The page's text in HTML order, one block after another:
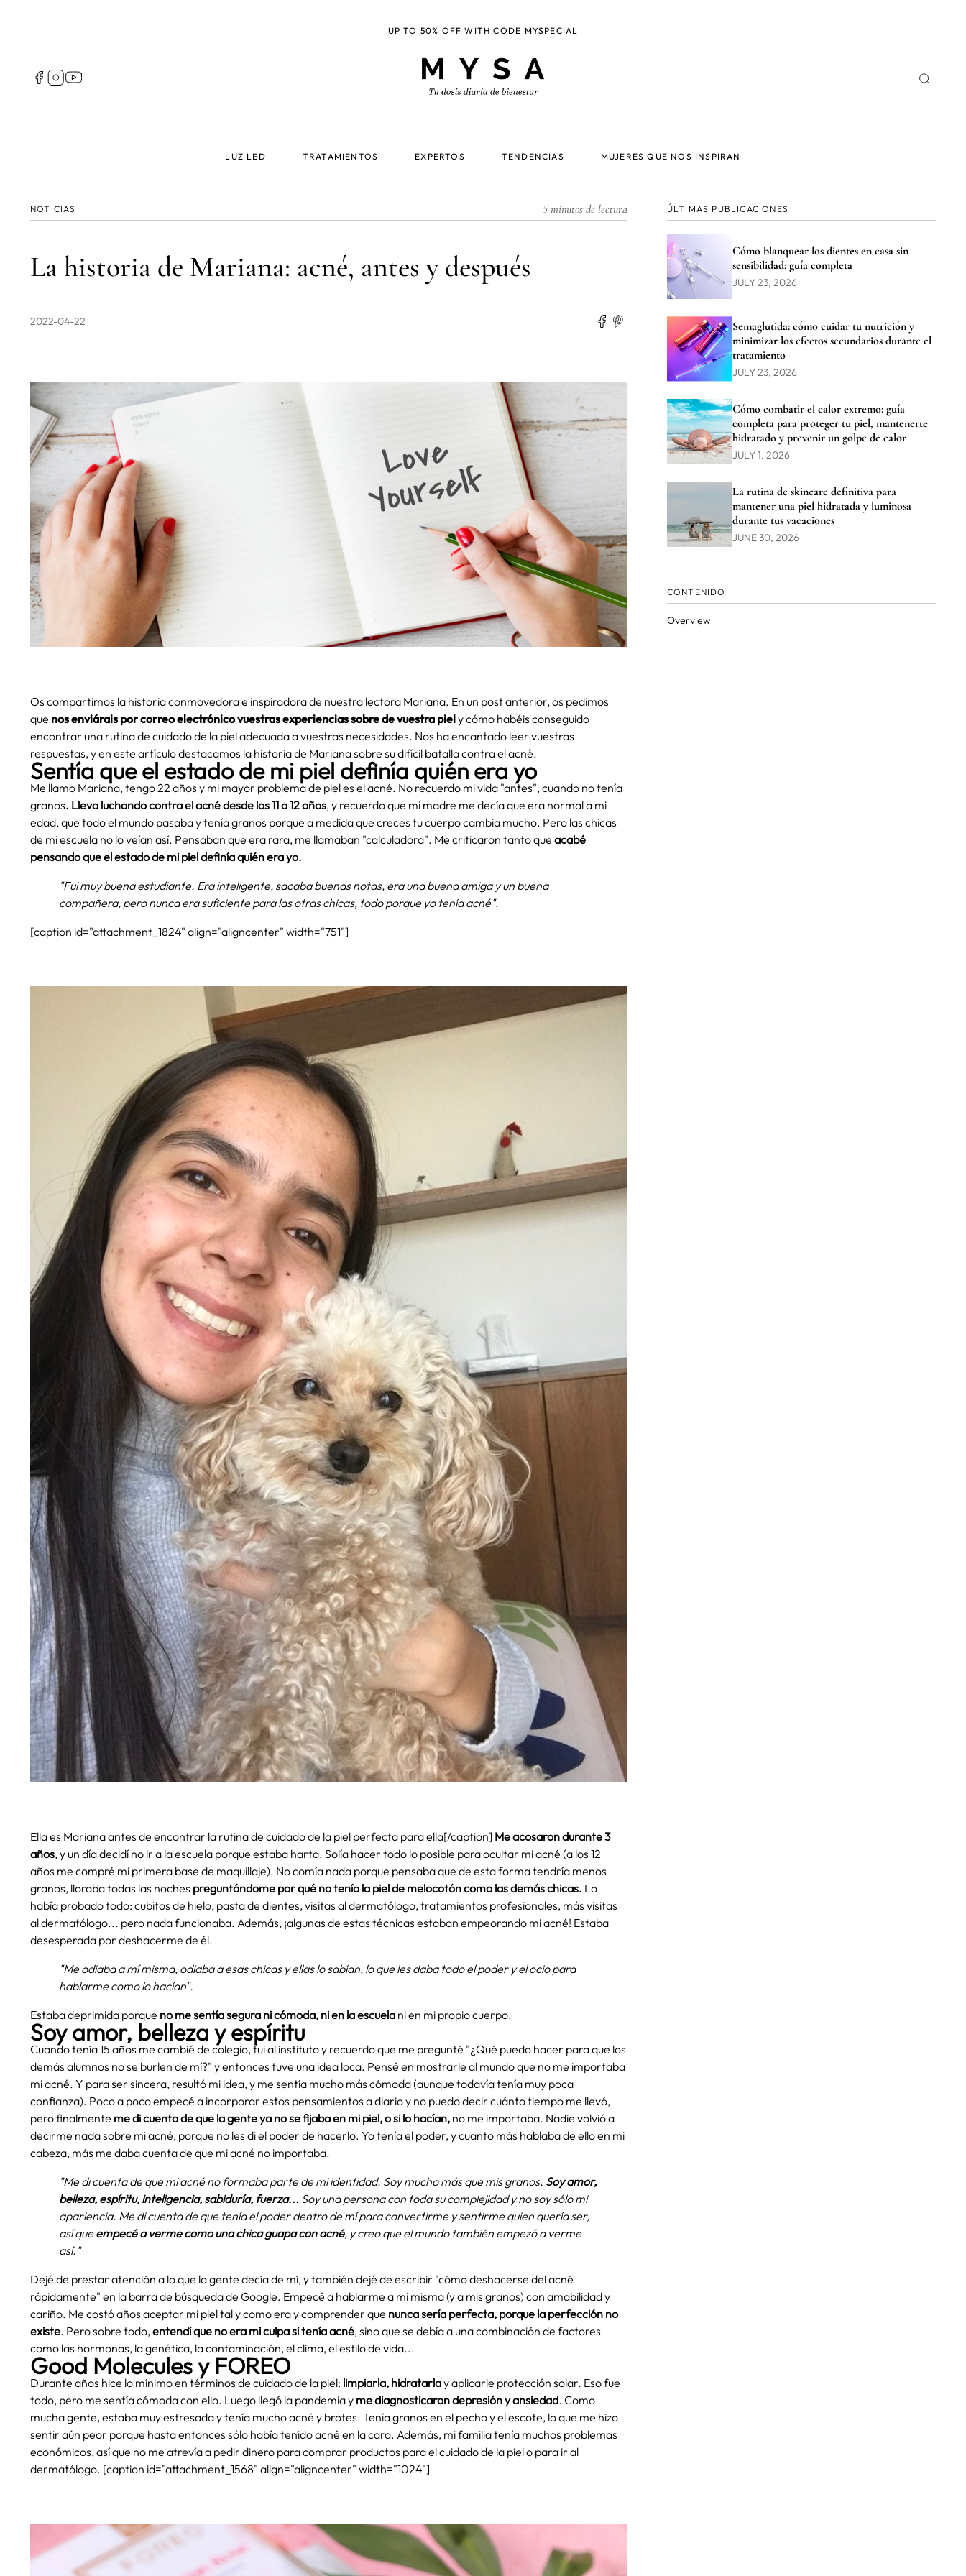
NOTICIAS 5 minutos de lectura
La historia de Mariana: acné, antes y después
2022-04-22
Os compartimos la historia conmovedora e inspiradora de nuestra lectora Mariana. En un post anterior, os pedimos
que nos enviárais por correo electrónico vuestras experiencias sobre de vuestra piely cómo habéis conseguido
encontrar una rutina de cuidado de la piel adecuada a vuestras necesidades. Nos ha encantado leer vuestras
respuestas, y en este artículo destacamos la historia de Mariana sobre su difícil batalla contra el acné.
Sentía que el estado de mi piel definía quién era yo
Me llamo Mariana, tengo 22 años y mi mayor problema de piel es el acné. No recuerdo mi vida "antes", cuando no tenía
granos. Llevo luchando contra el acné desde los 11 o 12 años, y recuerdo que mi madre me decía que era normal a mi
edad, que todo el mundo pasaba y tenía granos porque a medida que creces tu cuerpo cambia mucho. Pero las chicas
de mi escuela no lo veían así. Pensaban que era rara, me llamaban "calculadora". Me criticaron tanto que acabé
pensando que el estado de mi piel definía quién era yo.
"Fui muy buena estudiante. Era inteligente, sacaba buenas notas, era una buena amiga y un buena
compañera, pero nunca era suficiente para las otras chicas, todo porque yo tenía acné".
[caption id="attachment_1824" align="aligncenter" width="751"]
Ella es Mariana antes de encontrar la rutina de cuidado de la piel perfecta para ella[/caption] Me acosaron durante 3
años, y un día decidí no ir a la escuela porque estaba harta. Solía hacer todo lo posible para ocultar mi acné (a los 12
años me compré mi primera base de maquillaje). No comía nada porque pensaba que de esta forma tendría menos
granos, lloraba todas las noches preguntándome por qué no tenía la piel de melocotón como las demás chicas. Lo
había probado todo: cubitos de hielo, pasta de dientes, visitas al dermatólogo, tratamientos profesionales, más visitas
al dermatólogo... pero nada funcionaba. Además, ¡algunas de estas técnicas estaban empeorando mi acné! Estaba
desesperada por deshacerme de él.
"Me odiaba a mí misma, odiaba a esas chicas y ellas lo sabían, lo que les daba todo el poder y el ocio para
hablarme como lo hacían".
Estaba deprimida porque no me sentía segura ni cómoda, ni en la escuela ni en mi propio cuerpo.
Soy amor, belleza y espíritu
Cuando tenía 15 años me cambié de colegio, fui al instituto y recuerdo que me pregunté "¿Qué puedo hacer para que los
demás alumnos no se burlen de mí?" y entonces tuve una idea loca. Pensé en mostrarle al mundo que no me importaba
mi acné. Y para ser sincera, resultó mi idea, y me sentía mucho más cómoda (aunque todavía tenía muy poca
confianza). Poco a poco empecé a incorporar estos pensamientos a diario y no puedo decir cuánto tiempo me llevó,
pero finalmente me di cuenta de que la gente ya no se fijaba en mi piel, o si lo hacían, no me importaba. Nadie volvió a
decirme nada sobre mi acné, porque no les di el poder de hacerlo. Yo tenía el poder, y cuanto más hablaba de ello en mi
cabeza, más me daba cuenta de que mi acné no importaba.
"Me di cuenta de que mi acné no formaba parte de mi identidad. Soy mucho más que mis granos. Soy amor,
belleza, espíritu, inteligencia, sabiduría, fuerza... Soy una persona con toda su complejidad y no soy sólo mi
apariencia. Me di cuenta de que tenía el poder dentro de mí para convertirme y sentirme quien quería ser,
así queempecé a verme como una chica guapa con acné, y creo que el mundo también empezó a verme
así."
Dejé de prestar atención a lo que la gente decía de mí, y también dejé de escribir "cómo deshacerse del acné
rápidamente" en la barra de búsqueda de Google. Empecé a hablarme a mí misma (y a mis granos) con amabilidad y
cariño. Me costó años aceptar mi piel tal y como era y comprender que nunca sería perfecta, porque la perfección no
existe. Pero sobre todo, entendí que no era mi culpa si tenía acné, sino que se debía a una combinación de factores
como las hormonas, la genética, la contaminación, el clima, el estilo de vida...
Good Molecules y FOREO
Durante años hice lo mínimo en términos de cuidado de la piel: limpiarla, hidratarlay aplicarle protección solar. Eso fue
todo, pero me sentía cómoda con ello. Luego llegó la pandemia y me diagnosticaron depresión y ansiedad. Como
mucha gente, estaba muy estresada y tenía mucho acné y brotes. Tenía granos en el pecho y el escote, lo que me hizo
sentir aún peor porque hasta entonces sólo había tenido acné en la cara. Además, mi familia tenía muchos problemas
económicos, así que no me atrevía a pedir dinero para comprar productos para el cuidado de la piel o para ir al
dermatólogo. [caption id="attachment_1568" align="aligncenter" width="1024"]
ÚLTIMAS PUBLICACIONES
Cómo blanquear los dientes en casa sin
sensibilidad: guía completa
JULY 23, 2026
Semaglutida: cómo cuidar tu nutrición y
minimizar los efectos secundarios durante el
tratamiento
JULY 23, 2026
Cómo combatir el calor extremo: guía
completa para proteger tu piel, mantenerte
hidratado y prevenir un golpe de calor
JULY 1, 2026
La rutina de skincare definitiva para
mantener una piel hidratada y luminosa
durante tus vacaciones
JUNE 30, 2026
CONTENIDO
Overview
UP TO 50% OFF WITH CODE MYSPECIAL
Follow
us
LUZ LED TRATAMIENTOS EXPERTOS TENDENCIAS MUJERES QUE NOS INSPIRAN